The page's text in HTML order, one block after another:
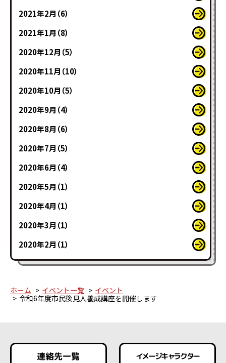
2021年2月（6）
2021年1月（8）
2020年12月（5）
2020年11月（10）
2020年10月（5）
2020年9月（4）
2020年8月（6）
2020年7月（5）
2020年6月（4）
2020年5月（1）
2020年4月（1）
2020年3月（1）
2020年2月（1）
ホーム イベント一覧
イベント
令和6年度市民後見人養成講座を開催します
連絡先一覧 イメージキャラクター